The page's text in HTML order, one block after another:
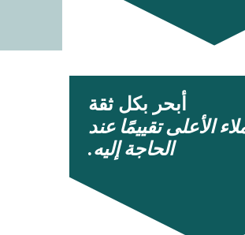
أبحر بكل ثقة
الأعلى تقييمًا عند
الحاجة إليه.